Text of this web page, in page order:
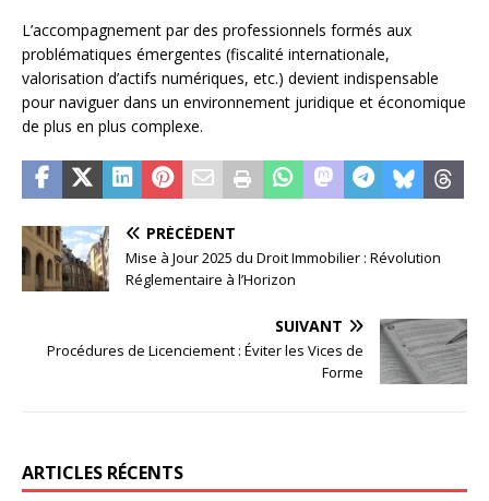
L’accompagnement par des professionnels formés aux
problématiques émergentes (fiscalité internationale,
valorisation d’actifs numériques, etc.) devient indispensable
pour naviguer dans un environnement juridique et économique
de plus en plus complexe.
PRÉCÉDENT
Mise à Jour 2025 du Droit Immobilier : Révolution
Réglementaire à l’Horizon
SUIVANT
Procédures de Licenciement : Éviter les Vices de
Forme
ARTICLES RÉCENTS